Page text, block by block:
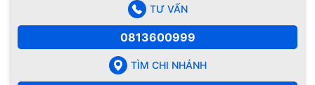
TƯ VẤN
0813600999
TÌM CHI NHÁNH